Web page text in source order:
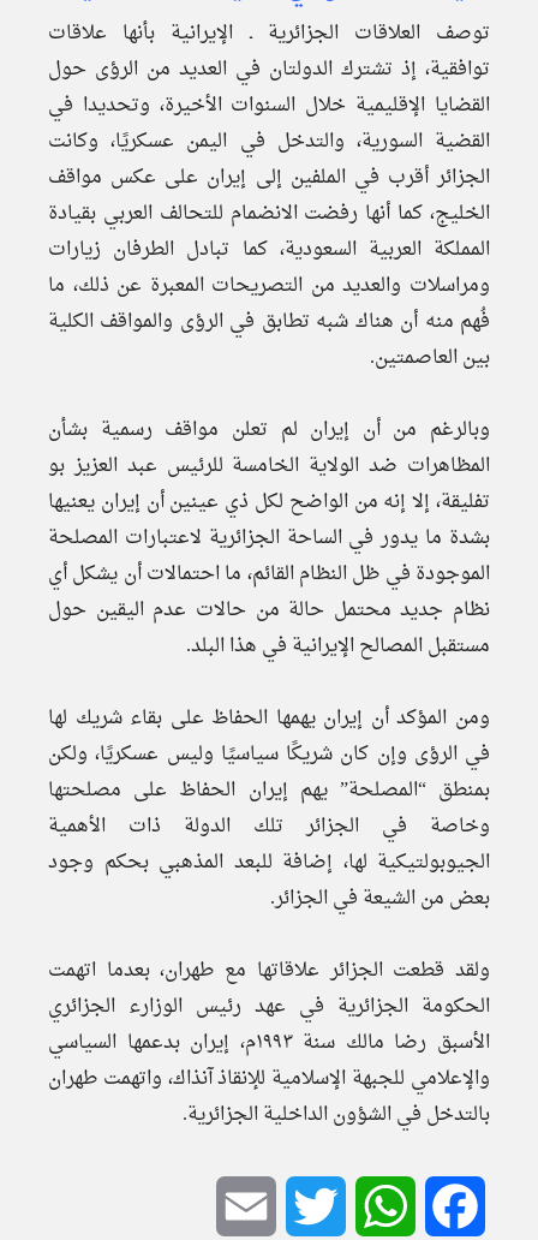
توصف العلاقات الجزائرية ـ الإيرانية بأنها علاقات
توافقية، إذ تشترك الدولتان في العديد من الرؤى حول
القضايا الإقليمية خلال السنوات الأخيرة، وتحديدا في
القضية السورية، والتدخل في اليمن عسكريًا، وكانت
الجزائر أقرب في الملفين إلى إيران على عكس مواقف
الخليج، كما أنها رفضت الانضمام للتحالف العربي بقيادة
المملكة العربية السعودية، كما تبادل الطرفان زيارات
ومراسلات والعديد من التصريحات المعبرة عن ذلك، ما
فُهم منه أن هناك شبه تطابق في الرؤى والمواقف الكلية
بين العاصمتين.
وبالرغم من أن إيران لم تعلن مواقف رسمية بشأن
المظاهرات ضد الولاية الخامسة للرئيس عبد العزيز بو
تفليقة، إلا إنه من الواضح لكل ذي عينين أن إيران يعنيها
بشدة ما يدور في الساحة الجزائرية لاعتبارات المصلحة
الموجودة في ظل النظام القائم، ما احتمالات أن يشكل أي
نظام جديد محتمل حالة من حالات عدم اليقين حول
مستقبل المصالح الإيرانية في هذا البلد.
ومن المؤكد أن إيران يهمها الحفاظ على بقاء شريك لها
في الرؤى وإن كان شريكًا سياسيًا وليس عسكريًا، ولكن
بمنطق “المصلحة” يهم إيران الحفاظ على مصلحتها
وخاصة في الجزائر تلك الدولة ذات الأهمية
الجيوبولتيكية لها، إضافة للبعد المذهبي بحكم وجود
بعض من الشيعة في الجزائر.
ولقد قطعت الجزائر علاقاتها مع طهران، بعدما اتهمت
الحكومة الجزائرية في عهد رئيس الوزارء الجزائري
الأسبق رضا مالك سنة ١٩٩٣م، إيران بدعمها السياسي
والإعلامي للجبهة الإسلامية للإنقاذ آنذاك، واتهمت طهران
بالتدخل في الشؤون الداخلية الجزائرية.
Facebook
WhatsApp
Twitter